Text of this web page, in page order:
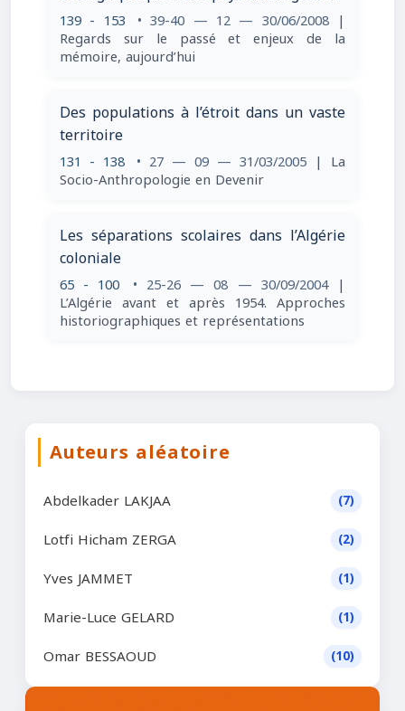
139 - 153 • 39-40 — 12 — 30/06/2008 |
Regards sur le passé et enjeux de la
mémoire, aujourd’hui
Des populations à l’étroit dans un vaste
territoire
131 - 138 • 27 — 09 — 31/03/2005 | La
Socio-Anthropologie en Devenir
Les séparations scolaires dans l’Algérie
coloniale
65 - 100 • 25-26 — 08 — 30/09/2004 |
L’Algérie avant et après 1954. Approches
historiographiques et représentations
Auteurs aléatoire
Abdelkader LAKJAA (7)
Lotfi Hicham ZERGA (2)
Yves JAMMET (1)
Marie-Luce GELARD (1)
Omar BESSAOUD (10)